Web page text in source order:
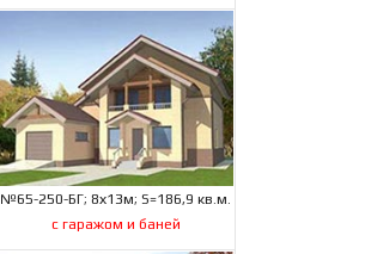
№65-250-БГ; 8х13м; S=186,9 кв.м.
с гаражом и баней